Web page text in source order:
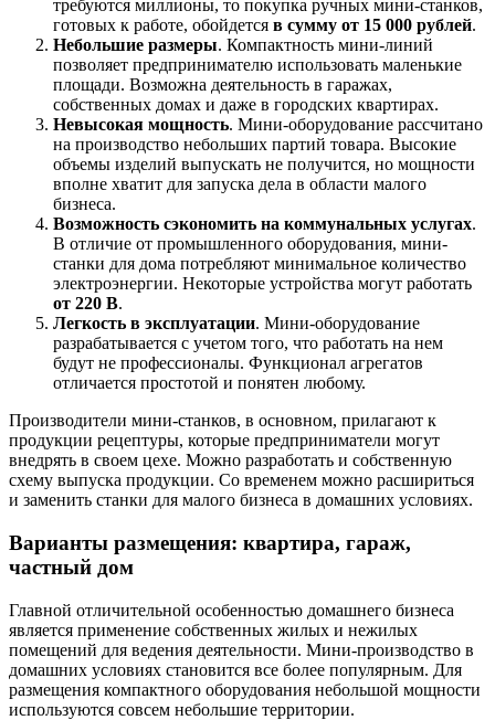
требуются миллионы, то покупка ручных мини-станков,
готовых к работе, обойдется в сумму от 15 000 рублей.
Небольшие размеры. Компактность мини-линий
позволяет предпринимателю использовать маленькие
площади. Возможна деятельность в гаражах,
собственных домах и даже в городских квартирах.
Невысокая мощность. Мини-оборудование рассчитано
на производство небольших партий товара. Высокие
объемы изделий выпускать не получится, но мощности
вполне хватит для запуска дела в области малого
бизнеса.
Возможность сэкономить на коммунальных услугах.
В отличие от промышленного оборудования, мини-
станки для дома потребляют минимальное количество
электроэнергии. Некоторые устройства могут работать
от 220 В.
Легкость в эксплуатации. Мини-оборудование
разрабатывается с учетом того, что работать на нем
будут не профессионалы. Функционал агрегатов
отличается простотой и понятен любому.
Производители мини-станков, в основном, прилагают к
продукции рецептуры, которые предприниматели могут
внедрять в своем цехе. Можно разработать и собственную
схему выпуска продукции. Со временем можно расшириться
и заменить станки для малого бизнеса в домашних условиях.
Варианты размещения: квартира, гараж,
частный дом
Главной отличительной особенностью домашнего бизнеса
является применение собственных жилых и нежилых
помещений для ведения деятельности. Мини-производство в
домашних условиях становится все более популярным. Для
размещения компактного оборудования небольшой мощности
используются совсем небольшие территории.